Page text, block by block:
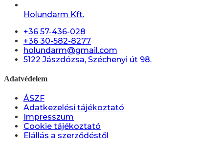
Holundarm Kft.
+36 57-436-028
+36 30-582-8277
holundarm@gmail.com
5122 Jászdózsa, Széchenyi út 98.
Adatvédelem
ÁSZF
Adatkezelési tájékoztató
Impresszum
Cookie tájékoztató
Elállás a szerződéstől